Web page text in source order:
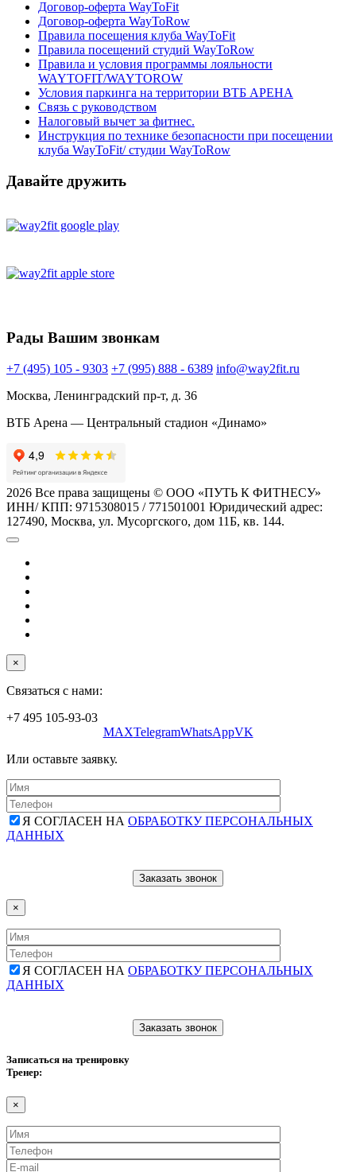
Договор-оферта WayToFit
Договор-оферта WayToRow
Правила посещения клуба WayToFit
Правила посещений студий WayToRow
Правила и условия программы лояльности
WAYTOFIT/WAYTOROW
Условия паркинга на территории ВТБ АРЕНА
Связь с руководством
Налоговый вычет за фитнес.
Инструкция по технике безопасности при посещении
клуба WayToFit/ студии WayToRow
Давайте дружить
Рады Вашим звонкам
+7 (495) 105 - 9303 +7 (995) 888 - 6389 info@way2fit.ru
Москва, Ленинградский пр-т, д. 36
ВТБ Арена — Центральный стадион «Динамо»
2026 Все права защищены © ООО «ПУТЬ К ФИТНЕСУ»
ИНН/ КПП: 9715308015 / 771501001 Юридический адрес:
127490, Москва, ул. Мусоргского, дом 11Б, кв. 144.
×
Связаться с нами:
+7 495 105-93-03
MAXTelegramWhatsAppVK
Или оставьте заявку.
Я СОГЛАСЕН НА ОБРАБОТКУ ПЕРСОНАЛЬНЫХ
ДАННЫХ
×
Я СОГЛАСЕН НА ОБРАБОТКУ ПЕРСОНАЛЬНЫХ
ДАННЫХ
Записаться на тренировку
Тренер:
×